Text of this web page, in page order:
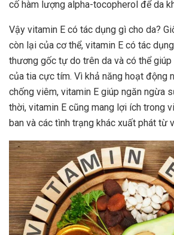
cố hàm lượng alpha-tocopherol để da
Vậy vitamin E có tác dụng gì cho da?
còn lại của cơ thể, vitamin E có tác
thương gốc tự do trên da và có thể
của tia cực tím. Vì khả năng hoạt động
chống viêm, vitamin E giúp ngăn ngừa
thời, vitamin E cũng mang lợi ích trong
ban và các tình trạng khác xuất phát từ